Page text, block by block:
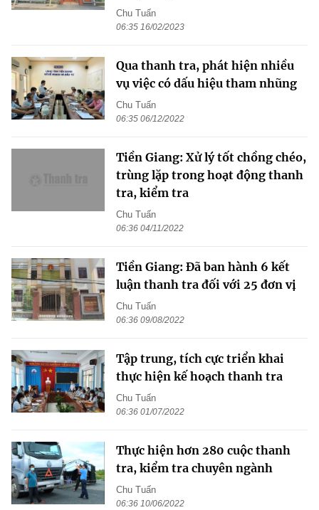
Chu Tuấn
06:35 16/02/2023
Qua thanh tra, phát hiện nhiều
vụ việc có dấu hiệu tham nhũng
Chu Tuấn
06:35 06/12/2022
Tiền Giang: Xử lý tốt chồng chéo,
trùng lặp trong hoạt động thanh
tra, kiểm tra
Chu Tuấn
06:36 04/11/2022
Tiền Giang: Đã ban hành 6 kết
luận thanh tra đối với 25 đơn vị
Chu Tuấn
06:36 09/08/2022
Tập trung, tích cực triển khai
thực hiện kế hoạch thanh tra
Chu Tuấn
06:36 01/07/2022
Thực hiện hơn 280 cuộc thanh
tra, kiểm tra chuyên ngành
Chu Tuấn
06:36 10/06/2022